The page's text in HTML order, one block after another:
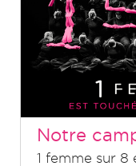
Notre
1 femme sur 8